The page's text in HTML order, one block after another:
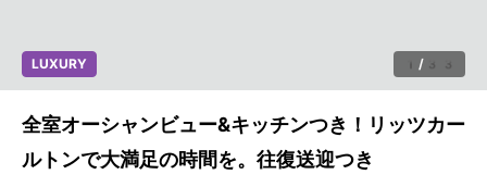
1 / 33
LUXURY
全室オーシャンビュー&キッチンつき！リッツカー
ルトンで大満足の時間を。往復送迎つき